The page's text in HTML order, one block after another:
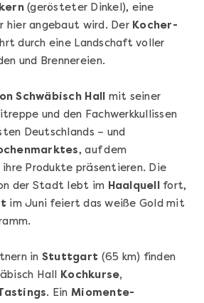
Mehr anzeigen
100€
Mehr anzeigen
(gerösteter Dinkel), eine
hier angebaut wird. Der Kocher-
durch eine Landschaft voller
und Brennereien.
Schwäbisch Hall
mit seiner
und den Fachwerkkullissen
Deutschlands – und
, auf dem
ihre Produkte präsentieren. Die
der Stadt lebt im Haalquell
fort,
im Juni feiert das weiße Gold mit
in Stuttgart (65 km) finden
Hall
Kochkurse,
. Ein Miomente-